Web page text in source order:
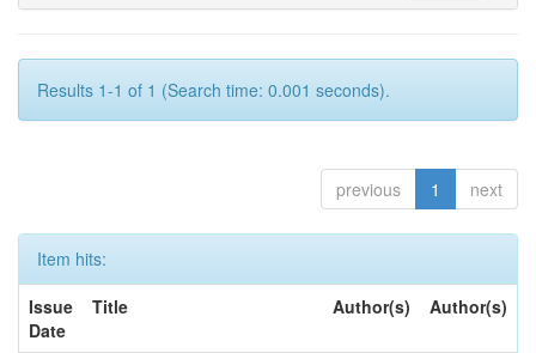
Results 1-1 of 1 (Search time: 0.001 seconds).
previous 1 next
Item hits:
Issue
Date
Title Author(s) Author(s)